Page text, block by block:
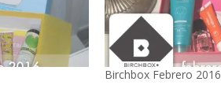
Birchbox Febrero 2016